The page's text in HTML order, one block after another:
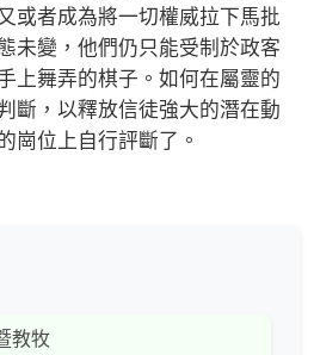
或者成為將一切權威拉下馬批
未變，他們仍只能受制於政客
上舞弄的棋子。如何在屬靈的
斷，以釋放信徒強大的潛在動
崗位上自行評斷了。
教牧